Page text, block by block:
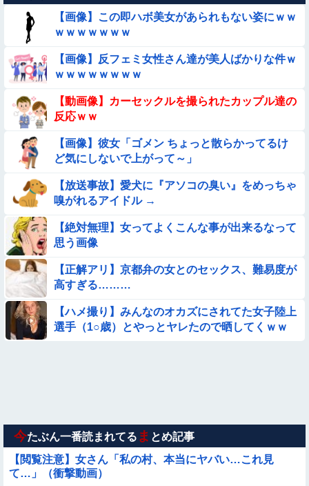
◉★日本の結婚式のこのルール 外国人は笑うらしいな
【動画】こういう貧乳の陰女と付き合えますかｗｗｗｗｗｗｗ
★★同格のように語られてるけど実際は『雲泥の差』があるも
のと言えば？
【画像】巨大マンボウの稚魚さん、金平糖みたいでカワイイｗ
【動画】ピザ屋のバイト女、クッソせこい『ツマミ食い』をし
て炎上
【動画】アンドロイドみたいな女子小学生が発見される
【参考画像】脱がしたら『残念オッパイ』を褒める時の模範解
答
【動画あり】ボーイッシュ美少女「どうしたん？おっぱい揉
む？❤」
【悩み相談】昭和の高1女子さん、夏の体験談ｗｗｗｗｗｗｗ
ｗ
を硬めてくるｗｗｗｗｗｗｗ
【画像】この即ハボ美女があられもない姿にｗｗ
ｗｗｗｗｗｗｗ
【画像】反フェミ女性さん達が美人ばかりな件ｗ
ｗｗｗｗｗｗｗｗ
【動画像】カーセックルを撮られたカップル達の
反応ｗｗ
【画像】彼女「ゴメン ちょっと散らかってるけ
ど気にしないで上がって～」
【放送事故】愛犬に『アソコの臭い』をめっちゃ
嗅がれるアイドル →
【絶対無理】女ってよくこんな事が出来るなって
思う画像
【正解アリ】京都弁の女とのセックス、難易度が
高すぎる………
【ハメ撮り】みんなのオカズにされてた女子陸上
選手（1○歳）とやっとヤレたので晒してくｗｗ
今たぶん一番読まれてる ま とめ記事
【閲覧注意】女さん「私の村、本当にヤバい…これ見
て…」（衝撃動画）